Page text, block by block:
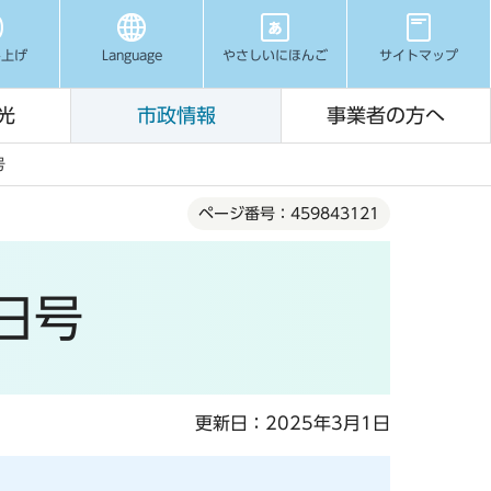
げ Language やさしいにほんご サイトマップ
市政情報 事業者の方へ
ページ番号：459843121
号
更新日：2025年3月1日